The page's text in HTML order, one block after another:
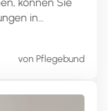
in
Sie mit
von Pflegebund